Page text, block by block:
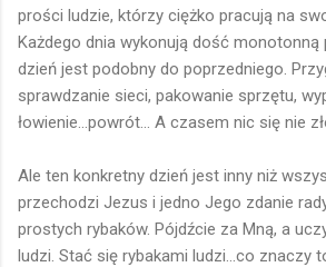
prości ludzie, którzy ciężko pracują na
Każdego dnia wykonują dość monotonną
dzień jest podobny do poprzedniego.
sprawdzanie sieci, pakowanie sprzętu,
łowienie...powrót... A czasem nic się nie
Ale ten konkretny dzień jest inny niż
przechodzi Jezus i jedno Jego zdanie
prostych rybaków. Pójdźcie za Mną, a
ludzi. Stać się rybakami ludzi...co znaczy